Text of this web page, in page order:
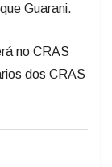
Guarani.
no CRAS
dos CRAS